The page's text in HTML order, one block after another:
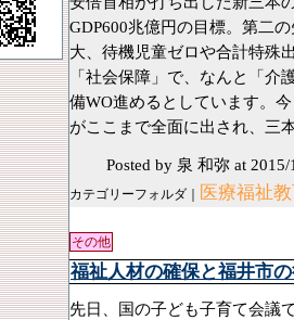
GDP600兆億円の目標。第二
大、待機児童ゼロや合計特殊
「社会保障」で、なんと「介
備WO進めるとしています。
がここまで全面に出され、三
Posted by 泉 和弥 at
カテゴリーフォルダ｜ 医療福祉
その他
福祉人材の確保と福井市
先日、国の子ども子育て会議